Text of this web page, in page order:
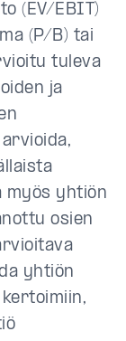
(EV/EBIT)
(P/B) tai
tuleva
ja
myös yhtiön
osien
yhtiön